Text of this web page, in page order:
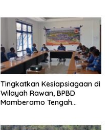
Tingkatkan Kesiapsiagaan di
Wilayah Rawan, BPBD
Mamberamo Tengah